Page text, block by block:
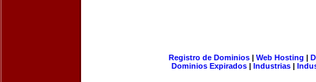
Registro de Dominios| Web Hosting |
Dominios Expirados | Industrias |